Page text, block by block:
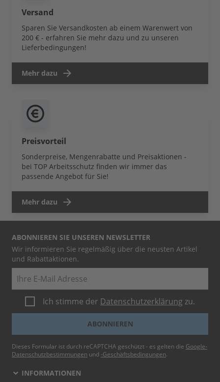
Versand
Sparen Sie Versandkosten ab einem Warenwert von
200 € - erfahren Sie mehr dazu und zu unseren
Lieferbedingungen!
Mehr dazu
Preisvorteil
Sonderpreise, Mengenrabatte und Preisaktionen -
bei TOP Arbeitsschutz finden wir immer das
passende Angebot für Sie!
Mehr dazu
ABONNIEREN SIE UNSEREN NEWSLETTER
Wir informieren Sie regelmäßig über die neusten Artikel
und Rabattaktionen.
Ich stimme der Datenschutzerklärung zu.
ABONNIEREN
Dieses Formular ist durch reCAPTCHA geschützt - es gelten die Google-
Datenschutzbestimmungen und -Geschäftsbedingungen.
INFORMATIONEN